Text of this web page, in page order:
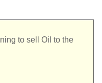
to sell Oil to the